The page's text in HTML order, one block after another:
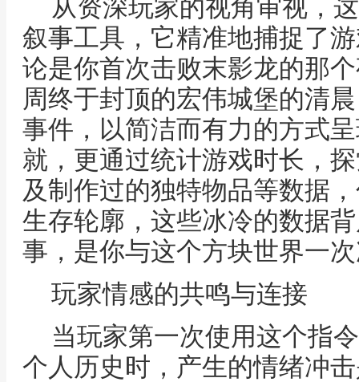
从资深玩家的视角审视，
叙事工具，它精准地捕捉了
论是你首次击败末影龙的那
周终于封顶的宏伟城堡的清
事件，以简洁而有力的方式
就，更通过统计游戏时长，
及制作过的独特物品等数据
生存轮廓，这些冰冷的数据
事，是你与这个方块世界一
玩家情感的共鸣与连接
当玩家第一次使用这个指
个人历史时，产生的情绪冲